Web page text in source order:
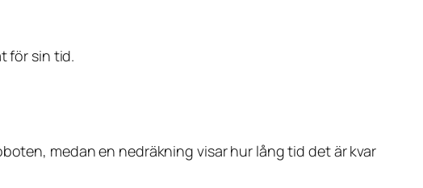
för sin tid.
medan en nedräkning visar hur lång tid det är kvar